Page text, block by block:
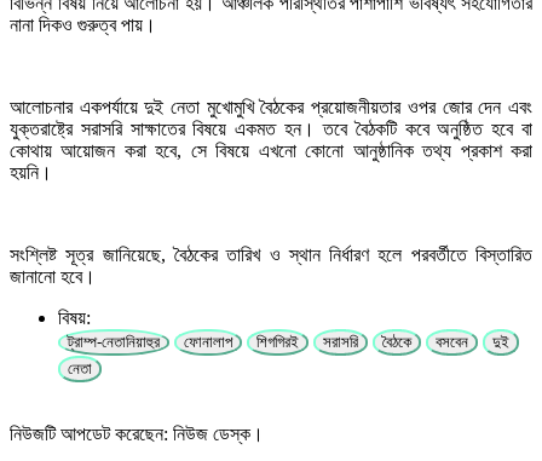
নানা দিকও গুরুত্ব পায়।
আলোচনার একপর্যায়ে দুই নেতা মুখোমুখি বৈঠকের প্রয়োজনীয়তার ওপর জোর দেন এবং
যুক্তরাষ্ট্রে সরাসরি সাক্ষাতের বিষয়ে একমত হন। তবে বৈঠকটি কবে অনুষ্ঠিত হবে বা
কোথায় আয়োজন করা হবে, সে বিষয়ে এখনো কোনো আনুষ্ঠানিক তথ্য প্রকাশ করা
হয়নি।
সংশ্লিষ্ট সূত্র জানিয়েছে, বৈঠকের তারিখ ও স্থান নির্ধারণ হলে পরবর্তীতে বিস্তারিত
জানানো হবে।
বিষয়:
ট্রাম্প-নেতানিয়াহুর ফোনালাপ শিগগিরই সরাসরি বৈঠকে বসবেন
দুই
নেতা
নিউজটি আপডেট করেছেন: নিউজ ডেস্ক।